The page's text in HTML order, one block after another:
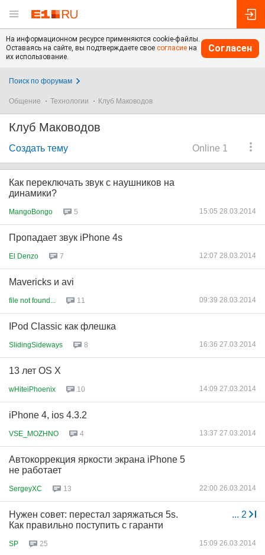
На информационном ресурсе применяются cookie-файлы.
Оставаясь на сайте, вы подтверждаете свое согласие на
их использование.
Согласен
Поиск по форумам
Общение Технологии Клуб Маководов
Клуб Маководов
Online 1
Создать тему
Как переключать звук с наушников на
динамики?
MangoBongo 5 15:05 28.03.2014
Пропадает звук iPhone 4s
El Denzo 7 12:07 28.03.2014
Mavericks и avi
file not found... 11 09:39 28.03.2014
IPod Classic как флешка
SlidingSideways 8 16:36 27.03.2014
13 лет OS X
wHiteiPhoenix 10 14:09 27.03.2014
iPhone 4, ios 4.3.2
VSE_MOZHNO 4 13:37 27.03.2014
Автокоррекция яркости экрана iPhone 5
не работает
SergeyXC 13 22:00 26.03.2014
... 2
Нужен совет: перестал заряжаться 5s.
Как правильно поступить с гаранти
SP 25 15:09 26.03.2014